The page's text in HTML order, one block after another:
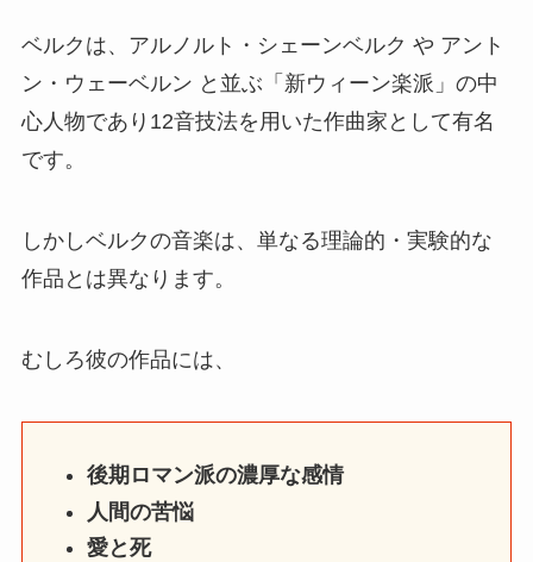
ベルクは、アルノルト・シェーンベルク や アント
ン・ウェーベルン と並ぶ「新ウィーン楽派」の中
心人物であり12音技法を用いた作曲家として有名
です。
しかしベルクの音楽は、単なる理論的・実験的な
作品とは異なります。
むしろ彼の作品には、
後期ロマン派の濃厚な感情
人間の苦悩
愛と死